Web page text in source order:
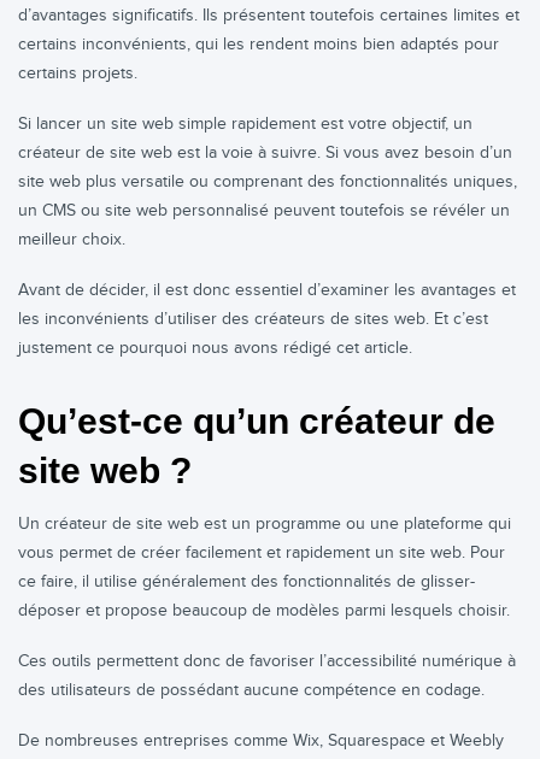
d’avantages significatifs. Ils présentent toutefois certaines limites et
certains inconvénients, qui les rendent moins bien adaptés pour
certains projets.
Si lancer un site web simple rapidement est votre objectif, un
créateur de site web est la voie à suivre. Si vous avez besoin d’un
site web plus versatile ou comprenant des fonctionnalités uniques,
un CMS ou site web personnalisé peuvent toutefois se révéler un
meilleur choix.
Avant de décider, il est donc essentiel d’examiner les avantages et
les inconvénients d’utiliser des créateurs de sites web. Et c’est
justement ce pourquoi nous avons rédigé cet article.
Qu’est-ce qu’un créateur de
site web ?
Un créateur de site web est un programme ou une plateforme qui
vous permet de créer facilement et rapidement un site web. Pour
ce faire, il utilise généralement des fonctionnalités de glisser-
déposer et propose beaucoup de modèles parmi lesquels choisir.
Ces outils permettent donc de favoriser l’accessibilité numérique à
des utilisateurs de possédant aucune compétence en codage.
De nombreuses entreprises comme Wix, Squarespace et Weebly